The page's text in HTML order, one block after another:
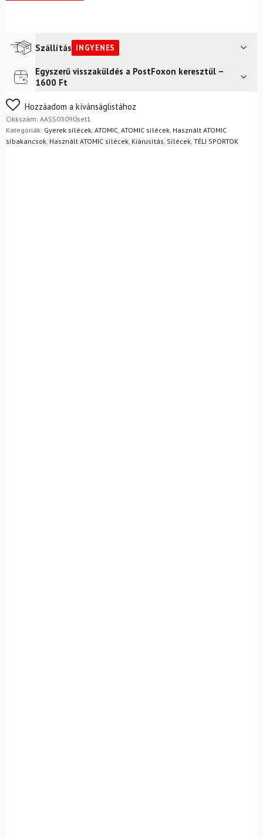
Szállítás INGYENES
Futár a címreIngyenes
Egyszerű visszaküldés a PostFoxon keresztül –
1600 Ft
Nem biztos a választásában? Semmi gond – a terméket
egyszerűen visszaküldheti 14 napon belül, indoklás nélkül.
Mik a visszaküldés feltételei?
Hozzáadom a kívánságlistához
Cikkszám: AASS03090set1
Kategóriák: Gyerek sílécek, ATOMIC, ATOMIC sílécek, Használt ATOMIC
síbakancsok, Használt ATOMIC sílécek, Kiárusítás, Sílécek, TÉLI SPORTOK